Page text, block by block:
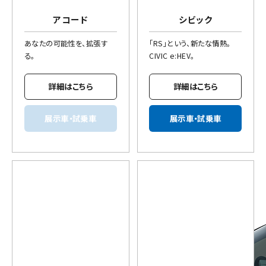
アコード
あなたの可能性を、拡張す
る。
詳細はこちら
展示車・試乗車
シビック
「RS」という、新たな情熱。
CIVIC e:HEV。
詳細はこちら
展示車・試乗車